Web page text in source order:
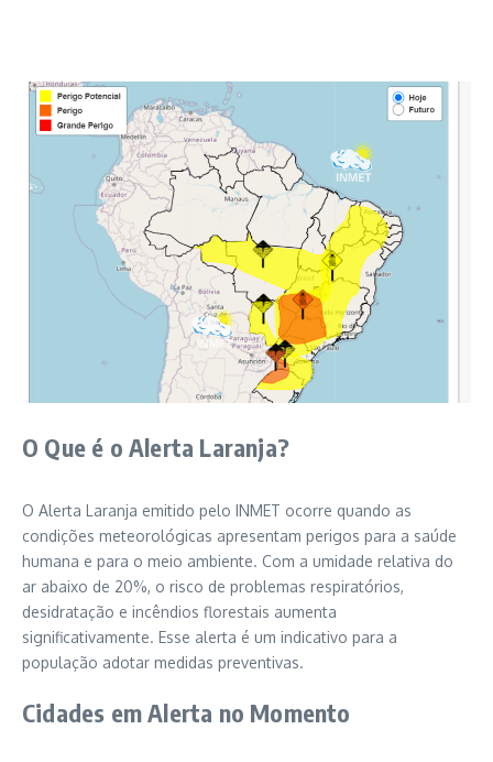
O Que é o Alerta Laranja?
O Alerta Laranja emitido pelo INMET ocorre quando as
condições meteorológicas apresentam perigos para a saúde
humana e para o meio ambiente. Com a umidade relativa do
ar abaixo de 20%, o risco de problemas respiratórios,
desidratação e incêndios florestais aumenta
significativamente. Esse alerta é um indicativo para a
população adotar medidas preventivas.
Cidades em Alerta no Momento